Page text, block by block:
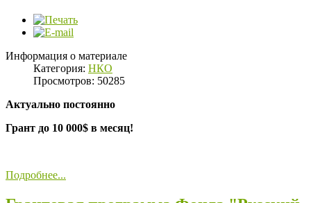
Информация о материале
Категория: НКО
Просмотров: 50285
Актуально постоянно
Грант до 10 000$ в месяц!
Подробнее...